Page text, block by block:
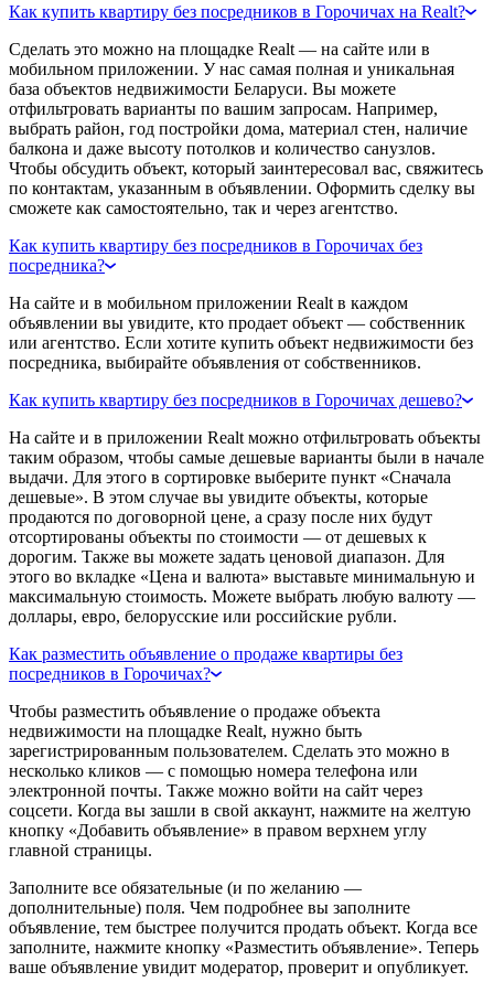
Как купить квартиру без посредников в Горочичах на Realt?
Сделать это можно на площадке Realt — на сайте или в
мобильном приложении. У нас самая полная и уникальная
база объектов недвижимости Беларуси. Вы можете
отфильтровать варианты по вашим запросам. Например,
выбрать район, год постройки дома, материал стен, наличие
балкона и даже высоту потолков и количество санузлов.
Чтобы обсудить объект, который заинтересовал вас, свяжитесь
по контактам, указанным в объявлении. Оформить сделку вы
сможете как самостоятельно, так и через агентство.
Как купить квартиру без посредников в Горочичах без
посредника?
На сайте и в мобильном приложении Realt в каждом
объявлении вы увидите, кто продает объект — собственник
или агентство. Если хотите купить объект недвижимости без
посредника, выбирайте объявления от собственников.
Как купить квартиру без посредников в Горочичах дешево?
На сайте и в приложении Realt можно отфильтровать объекты
таким образом, чтобы самые дешевые варианты были в начале
выдачи. Для этого в сортировке выберите пункт «Сначала
дешевые». В этом случае вы увидите объекты, которые
продаются по договорной цене, а сразу после них будут
отсортированы объекты по стоимости — от дешевых к
дорогим. Также вы можете задать ценовой диапазон. Для
этого во вкладке «Цена и валюта» выставьте минимальную и
максимальную стоимость. Можете выбрать любую валюту —
доллары, евро, белорусские или российские рубли.
Как разместить объявление о продаже квартиры без
посредников в Горочичах?
Чтобы разместить объявление о продаже объекта
недвижимости на площадке Realt, нужно быть
зарегистрированным пользователем. Сделать это можно в
несколько кликов — с помощью номера телефона или
электронной почты. Также можно войти на сайт через
соцсети. Когда вы зашли в свой аккаунт, нажмите на желтую
кнопку «Добавить объявление» в правом верхнем углу
главной страницы.
Заполните все обязательные (и по желанию —
дополнительные) поля. Чем подробнее вы заполните
объявление, тем быстрее получится продать объект. Когда все
заполните, нажмите кнопку «Разместить объявление». Теперь
ваше объявление увидит модератор, проверит и опубликует.